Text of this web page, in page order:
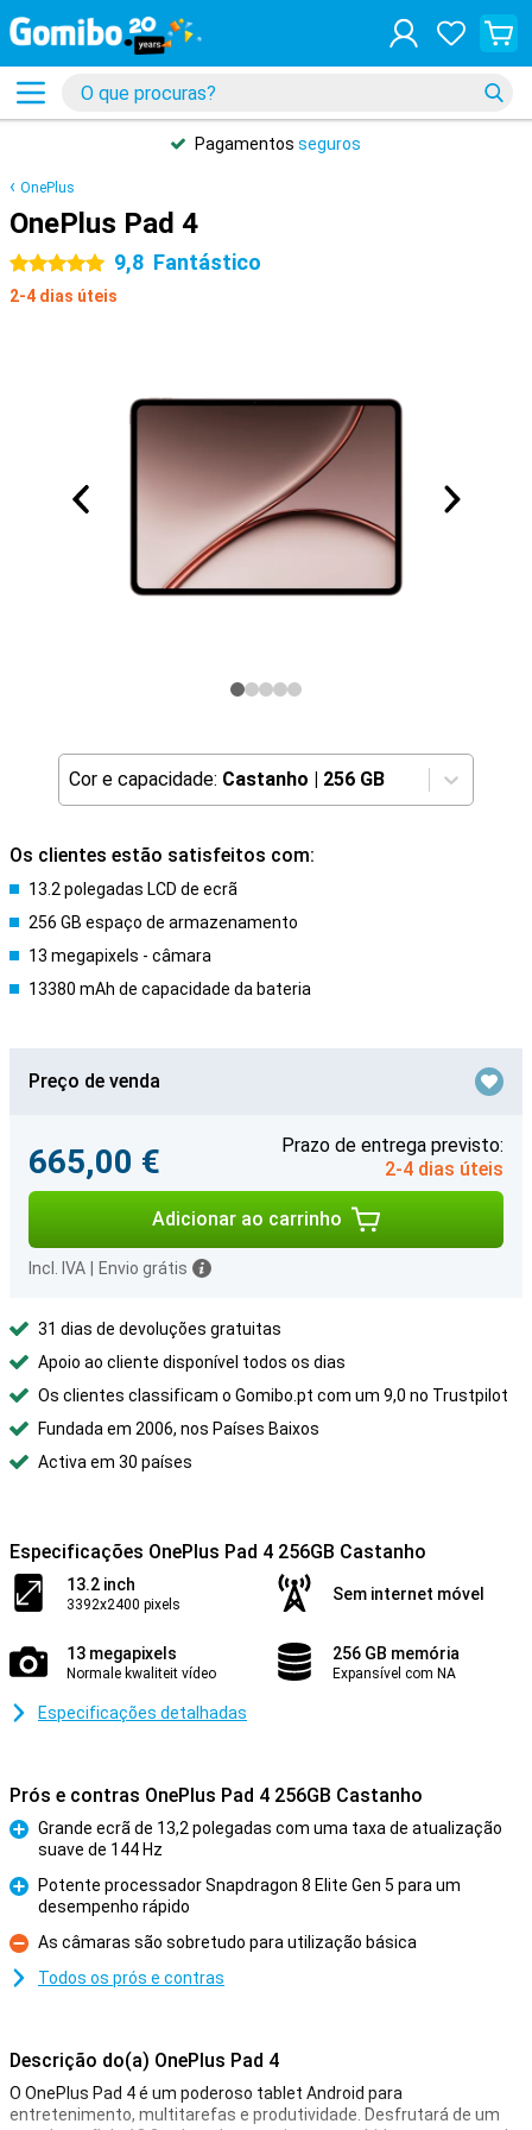
Pagamentos seguros
OnePlus
OnePlus Pad 4
5 estrelas 9,8 Fantástico
2-4 dias úteis
Cor e capacidade: Castanho | 256 GB
Os clientes estão satisfeitos com:
13.2 polegadas LCD de ecrã
256 GB espaço de armazenamento
13 megapixels - câmara
13380 mAh de capacidade da bateria
Preço de venda
665,00 €
Prazo de entrega previsto:
2-4 dias úteis
Adicionar ao carrinho
Incl. IVA Envio grátis
31 dias de devoluções gratuitas
Apoio ao cliente disponível todos os dias
Os clientes classificam o Gomibo.pt com um 9,0 no Trustpilot
Fundada em 2006, nos Países Baixos
Activa em 30 países
Especificações OnePlus Pad 4 256GB Castanho
13.2 inch
3392x2400 pixels
Sem internet móvel
13 megapixels
Normale kwaliteit vídeo
256 GB memória
Expansível com NA
Especificações detalhadas
Prós e contras OnePlus Pad 4 256GB Castanho
Prós
Grande ecrã de 13,2 polegadas com uma taxa de atualização
suave de 144 Hz
Prós
Potente processador Snapdragon 8 Elite Gen 5 para um
desempenho rápido
Contras
As câmaras são sobretudo para utilização básica
Todos os prós e contras
Descrição do(a) OnePlus Pad 4
O OnePlus Pad 4 é um poderoso tablet Android para
entretenimento, multitarefas e produtividade. Desfrutará de um